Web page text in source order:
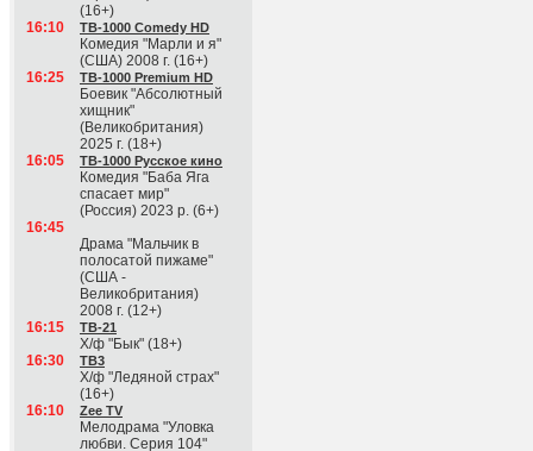
(16+)
16:10
ТВ-1000 Comedy HD
Комедия "Марли и я"
(США) 2008 г. (16+)
16:25
ТВ-1000 Premium HD
Боевик "Абсолютный
хищник"
(Великобритания)
2025 г. (18+)
16:05
ТВ-1000 Русское кино
Комедия "Баба Яга
спасает мир"
(Россия) 2023 р. (6+)
16:45
Драма "Мальчик в
полосатой пижаме"
(США -
Великобритания)
2008 г. (12+)
16:15
ТВ-21
Х/ф "Бык" (18+)
16:30
ТВ3
Х/ф "Ледяной страх"
(16+)
16:10
Zee TV
Мелодрама "Уловка
любви. Серия 104"